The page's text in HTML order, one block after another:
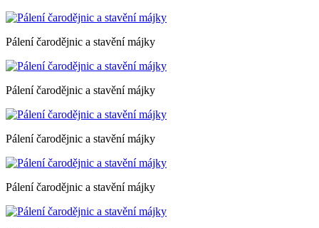
Pálení čarodějnic a stavění májky
Pálení čarodějnic a stavění májky
Pálení čarodějnic a stavění májky
Pálení čarodějnic a stavění májky